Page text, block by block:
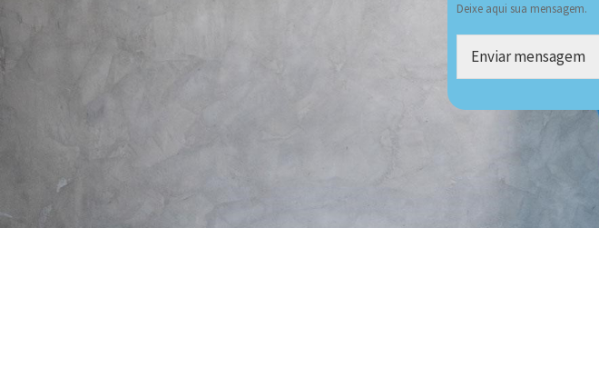
Deixe aqui sua mensagem.
Enviar mensagem